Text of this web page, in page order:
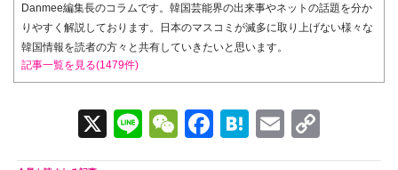
Danmee編集長のコラムです。韓国芸能界の出来事やネットの話題を分か
りやすく解説しております。日本のマスコミが滅多に取り上げない様々な
韓国情報を読者の方々と共有していきたいと思います。
記事一覧を見る(1479件)
X
Li
n
W
e
F
a
H
at
E
m o